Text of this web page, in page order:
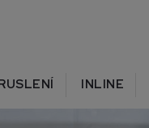
INLINE